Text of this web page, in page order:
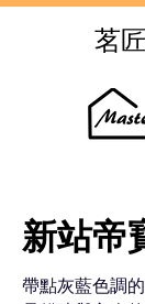
茗
新站帝
帶點灰藍色調